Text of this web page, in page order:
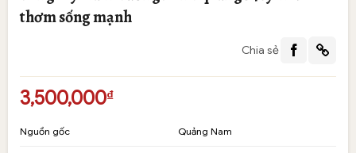
thơm sống mạnh
Chia sẻ
3,500,000₫
Nguồn gốc Quảng Nam